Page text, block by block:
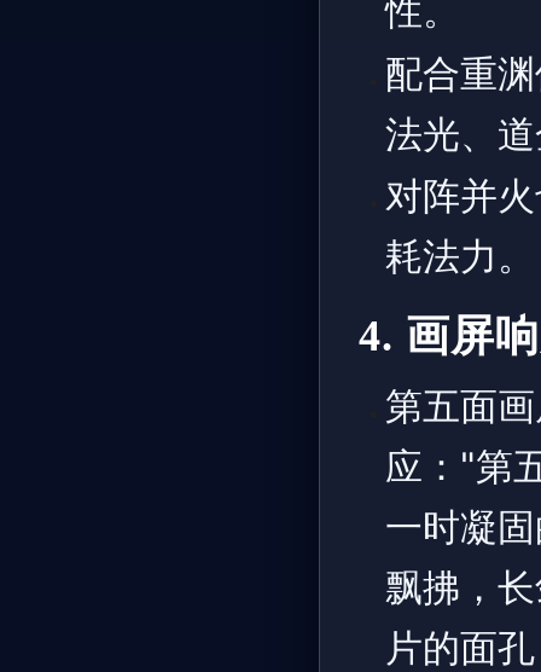
性。
配合重
法光、
对阵并
耗法力。
4. 画屏
第五面
应："第
一时凝
飘拂，
片的面